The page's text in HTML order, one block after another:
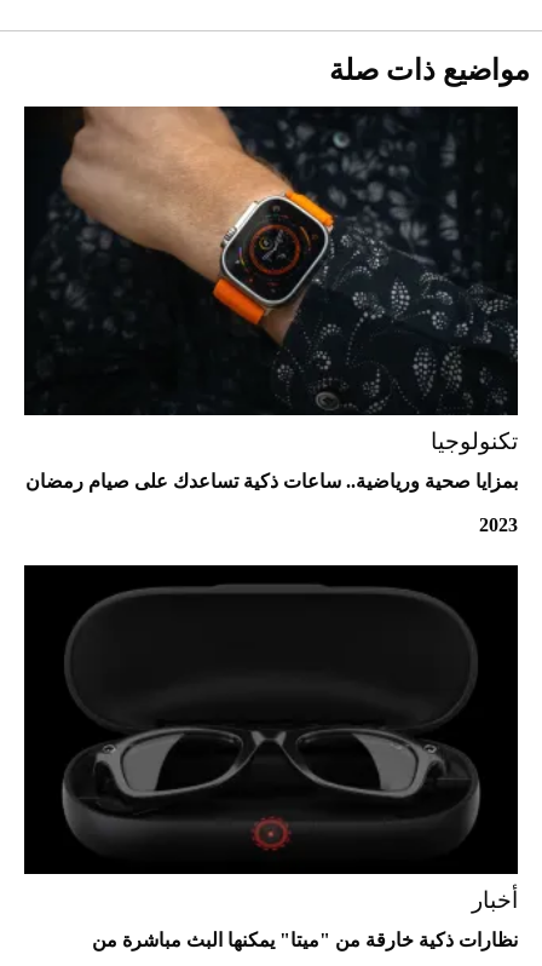
أغلى 10 عطور في العالم للرجال تمنحك فخامة
استثنائية
Aston Martin Valiant: على هوى الأبطال
قبل ليلة النزال.. اكتمال وزن أبطال "The
Comeback" في جدة (فيديو)
2026-07-25
"بوجاتي ميسترال" الاستثنائية للبيع في
مزاد مونتيري
2026-07-23
مواضيع ذات صلة
تكنولوجيا
بمزايا صحية ورياضية.. ساعات ذكية تساعدك على صيام رمضان
2023
أخبار
نظارات ذكية خارقة من "ميتا" يمكنها البث مباشرة من